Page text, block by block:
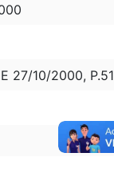
27/10/2000, P.51